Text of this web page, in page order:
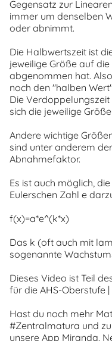
Gegensatz zur
immer um denselben
oder abnimmt.
Die Halbwertszeit ist
jeweilige Größe auf
abgenommen hat.
noch den "halben
Die
sich die jeweilige
Andere wichtige
sind unter anderem
Abnahmefaktor.
Es ist auch möglich,
Eulerschen Zahl e
f(x)=a*e^(k*x)
Das k (oft auch mit
sogenannte
Dieses Video ist Teil
für die AHS-Oberstufe
Hast du noch mehr
#Zentralmatura und
unsere App Miranda.